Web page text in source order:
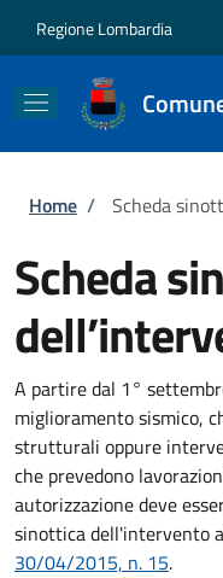
Regione Lombardia
Briciole di
Home / Scheda
Scheda
A partire dal 1°
miglioramento sismico,
strutturali oppure
che prevedono
autorizzazione deve
sinottica dell'intervento
30/04/2015, n. 15.